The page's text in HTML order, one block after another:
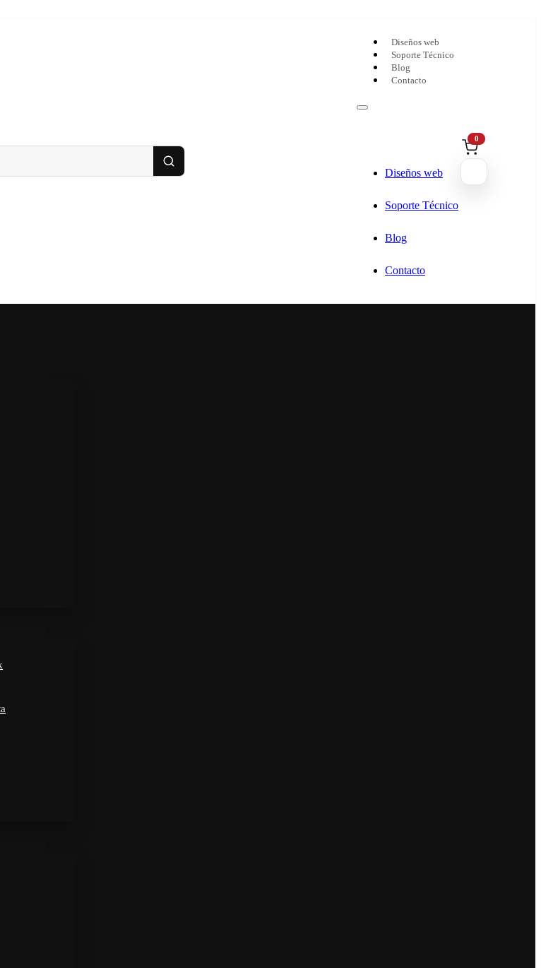
Diseños web
Soporte Técnico
Blog
Contacto
Diseños web
Soporte Técnico
Blog
Contacto
0